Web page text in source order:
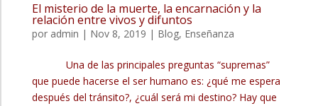
El misterio de la muerte, la encarnación y la
relación entre vivos y difuntos
por admin | Nov 8, 2019 | Blog, Enseñanza
Una de las principales preguntas “supremas”
que puede hacerse el ser humano es: ¿qué me espera
después del tránsito?, ¿cuál será mi destino? Hay que